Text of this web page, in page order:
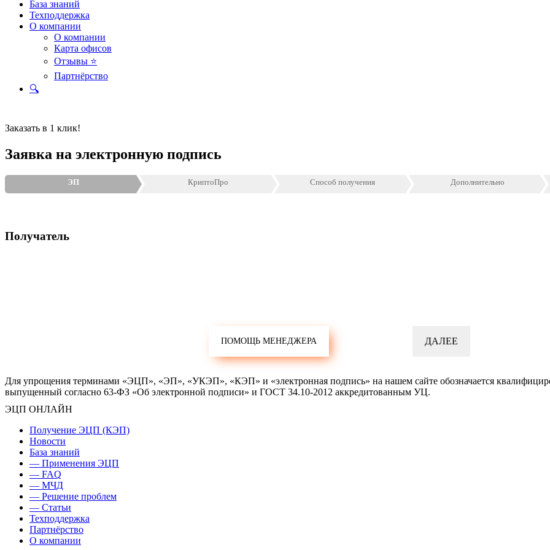
База знаний
Техподдержка
О компании
О компании
Карта офисов
Отзывы ⭐
Партнёрство
🔍
Заказать в 1 клик!
Заявка на электронную подпись
ЭП КриптоПро Способ получения Дополнительно
Получатель
Для упрощения терминами «ЭЦП», «ЭП», «УКЭП», «КЭП» и «электронная подпись» на нашем сайте обозначается
выпущенный согласно 63-ФЗ «Об электронной подписи» и ГОСТ 34.10-2012 аккредитованным УЦ.
ЭЦП ОНЛАЙН
Получение ЭЦП (КЭП)
Новости
База знаний
— Применения ЭЦП
— FAQ
— МЧД
— Решение проблем
— Статьи
Техподдержка
Партнёрство
О компании